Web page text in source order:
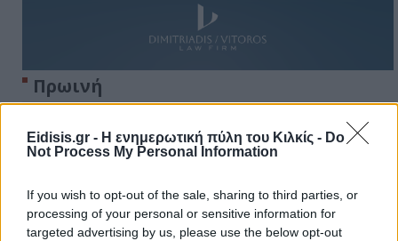
Eidisis.gr - Η ενημερωτική πύλη του Κιλκίς - Do
Not Process My Personal Information
If you wish to opt-out of the sale, sharing to third parties, or
processing of your personal or sensitive information for
targeted advertising by us, please use the below opt-out
Πρωινή